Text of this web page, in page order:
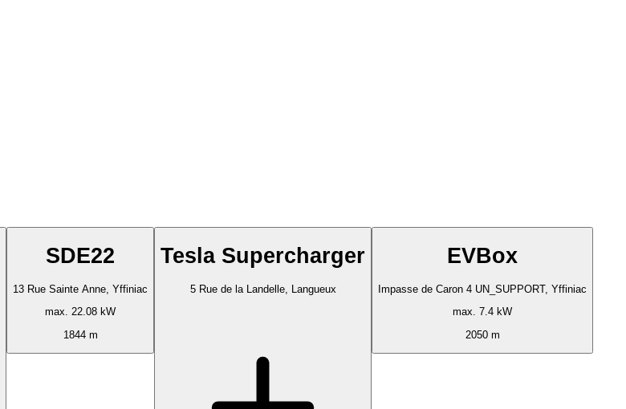
SDE22
13 Rue Sainte Anne, Yffiniac
max. 22.08 kW
1844 m
Tesla Supercharger
5 Rue de la Landelle, Langueux
EVBox
Impasse de Caron 4 UN_SUPPORT, Yffiniac
max. 7.4 kW
2050 m